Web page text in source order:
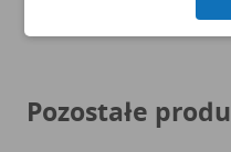
Pozostałe